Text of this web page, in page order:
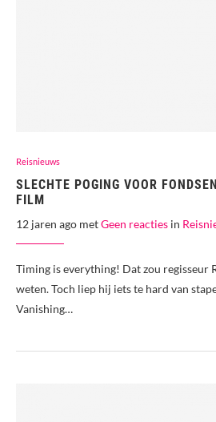
Reisnieuws
SLECHTE POGING VOOR
FILM
12 jaren ago metGeen reacties in
Timing is everything! Dat zou regisseur
weten. Toch liep hij iets te hard van
Vanishing…